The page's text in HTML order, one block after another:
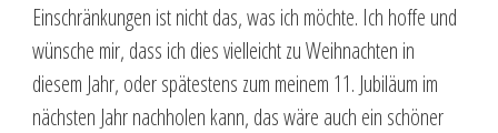
Einschränkungen ist nicht das, was ich möchte. Ich hoffe und
wünsche mir, dass ich dies vielleicht zu Weihnachten in
diesem Jahr, oder spätestens zum meinem 11. Jubiläum im
nächsten Jahr nachholen kann, das wäre auch ein schöner